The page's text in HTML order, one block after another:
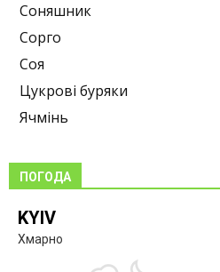
Соняшник
Сорго
Соя
Цукрові буряки
Ячмінь
ПОГОДА
KYIV
Хмарно